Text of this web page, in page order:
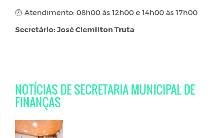
🕗 Atendimento: 08h00 às 12h00 e 14h00 às 17h00
Secretário: José Clemilton Truta
NOTÍCIAS DE SECRETARIA MUNICIPAL DE
FINANÇAS